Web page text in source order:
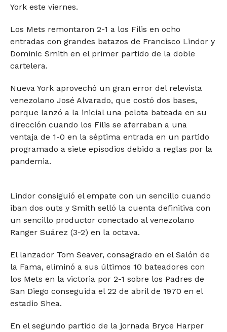
York este viernes.
Los Mets remontaron 2-1 a los Filis en ocho
entradas con grandes batazos de Francisco Lindor y
Dominic Smith en el primer partido de la doble
cartelera.
Nueva York aprovechó un gran error del relevista
venezolano José Alvarado, que costó dos bases,
porque lanzó a la inicial una pelota bateada en su
dirección cuando los Filis se aferraban a una
ventaja de 1-0 en la séptima entrada en un partido
programado a siete episodios debido a reglas por la
pandemia.
Lindor consiguió el empate con un sencillo cuando
iban dos outs y Smith selló la cuenta definitiva con
un sencillo productor conectado al venezolano
Ranger Suárez (3-2) en la octava.
El lanzador Tom Seaver, consagrado en el Salón de
la Fama, eliminó a sus últimos 10 bateadores con
los Mets en la victoria por 2-1 sobre los Padres de
San Diego conseguida el 22 de abril de 1970 en el
estadio Shea.
En el segundo partido de la jornada Bryce Harper